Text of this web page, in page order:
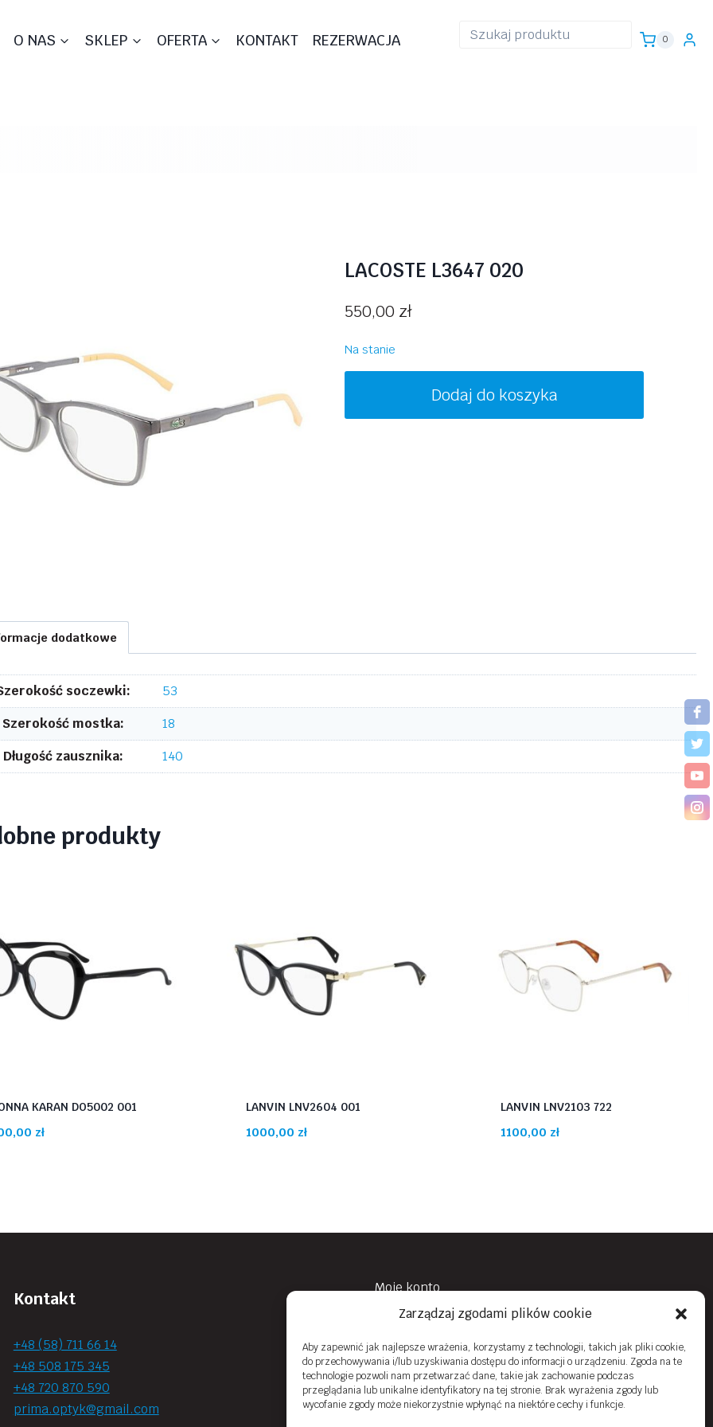
Zarządzaj zgodami plików cookie
Aby zapewnić jak najlepsze wrażenia, korzystamy z technologii, takich jak pliki cookie,
do przechowywania i/lub uzyskiwania dostępu do informacji o urządzeniu. Zgoda na te
technologie pozwoli nam przetwarzać dane, takie jak zachowanie podczas
przeglądania lub unikalne identyfikatory na tej stronie. Brak wyrażenia zgody lub
wycofanie zgody może niekorzystnie wpłynąć na niektóre cechy i funkcje.
O NAS SKLEP OFERTA KONTAKT REZERWACJA 0
LACOSTE L3647 020
550,00 zł
Na stanie
L3647
Dodaj do koszyka
dodatkowe
soczewki:
53
Szerokość mostka:
18
Długość zausznika:
140
produkty
KARAN DO5002 001
zł
LANVIN LNV2604 001
1000,00 zł
LANVIN LNV2103 722
1100,00 zł
Kontakt
+48 (58) 711 66 14
+48 508 175 345
+48 720 870 590
prima.optyk@gmail.com
Moje konto
Obowiązek Informacyjny
Polityka prywatności
Zwroty i reklamacje
Regulamin sklepu online